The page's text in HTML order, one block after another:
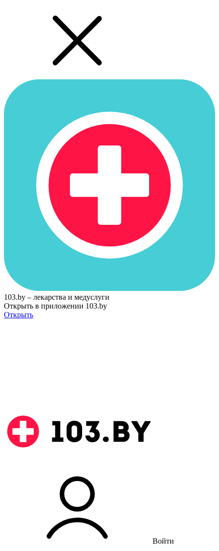
103.by – лекарства и медуслуги
Открыть в приложении 103.by
Открыть
Войти